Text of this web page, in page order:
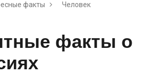
факты Человек
факты о